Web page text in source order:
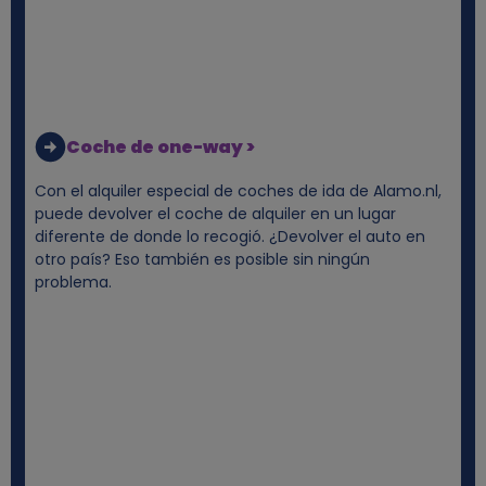
Coche de one-way >
Con el alquiler especial de coches de ida de Alamo.nl,
puede devolver el coche de alquiler en un lugar
diferente de donde lo recogió. ¿Devolver el auto en
otro país? Eso también es posible sin ningún
problema.